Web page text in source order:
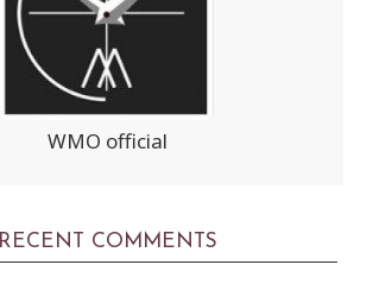
WMO official
RECENT COMMENTS